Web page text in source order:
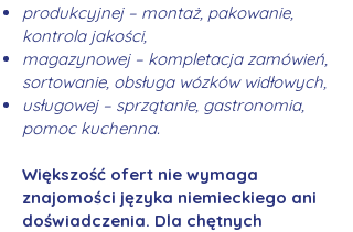
produkcyjnej – montaż, pakowanie,
kontrola jakości,
magazynowej – kompletacja zamówień,
sortowanie, obsługa wózków widłowych,
usługowej – sprzątanie, gastronomia,
pomoc kuchenna.
Większość ofert nie wymaga
znajomości języka niemieckiego ani
doświadczenia. Dla chętnych